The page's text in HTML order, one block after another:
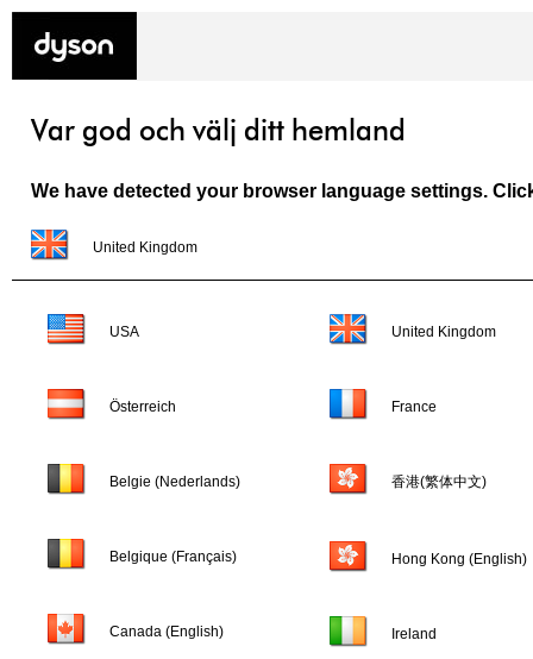
Var god och välj ditt hemland
We have detected your browser language settings.
United Kingdom
USA
Österreich
Belgie (Nederlands)
Belgique (Français)
Canada (English)
United Kingdom
France
香港(繁体中文)
Hong Kong (English)
Ireland